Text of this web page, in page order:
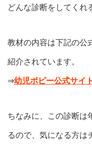
どんな診断をしてくれ
教材の内容は下記の公
紹介されています。
⇒幼児ポピー公式サイ
ちなみに、この診断は
るので、気になる方は